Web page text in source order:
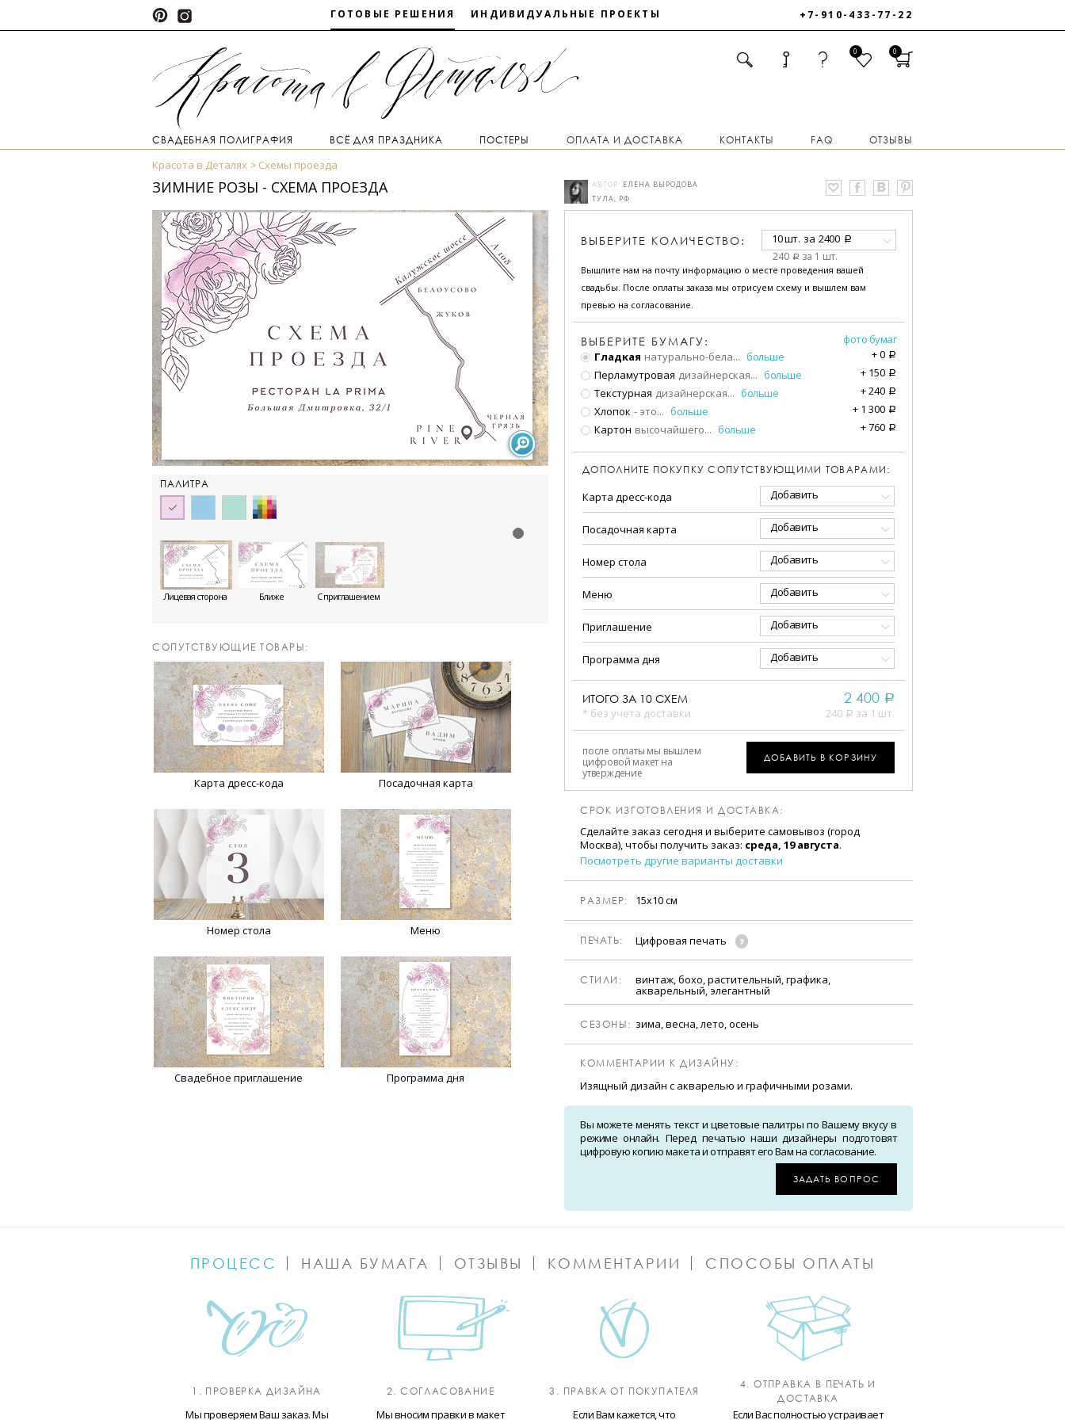
ГОТОВЫЕ РЕШЕНИЯ ИНДИВИДУАЛЬНЫЕ ПРОЕКТЫ +7-910-433-77-22
0 0
СВАДЕБНАЯ ПОЛИГРАФИЯ ВСЁ ДЛЯ ПРАЗДНИКА ПОСТЕРЫ ОПЛАТА И ДОСТАВКА КОНТАКТЫ FAQ ОТЗЫВЫ
Красота в Деталях Схемы проезда
ЗИМНИЕ РОЗЫ - СХЕМА ПРОЕЗДА
ПАЛИТРА
Лицевая сторона Ближе С приглашением
CОПУТСТВУЮЩИЕ ТОВАРЫ:
Карта дресс-кода Посадочная карта
Номер стола Меню
Свадебное приглашение Программа дня
АВТОР: ЕЛЕНА ВЫРОДОВА
ТУЛА, РФ
ВЫБЕРИТЕ КОЛИЧЕСТВО: 10 шт. за 2400 a
240 a за 1 шт.
Вышлите нам на почту информацию о месте проведения вашей
свадьбы. После оплаты заказа мы отрисуем схему и вышлем вам
превью на согласование.
ВЫБЕРИТЕ БУМАГУ:
фото бумаг
Гладкая натурально-бела... больше +0 a
Перламутровая дизайнерская... больше + 150 a
Текстурная дизайнерская... больше +240 a
Хлопок - это... больше + 1 300 a
Картон высочайшего... больше +760 a
ДОПОЛНИТЕ ПОКУПКУ СОПУТСТВУЮЩИМИ ТОВАРАМИ:
Карта дресс-кода Добавить
Посадочная карта Добавить
Номер стола Добавить
Меню Добавить
Приглашение Добавить
Программа дня Добавить
ИТОГО ЗА 10 СХЕМ
* без учета доставки
2 400 a
240 a за 1 шт.
после оплаты мы вышлем
цифровой макет на
утверждение
ДОБАВИТЬ В КОРЗИНУ
СРОК ИЗГОТОВЛЕНИЯ И ДОСТАВКА:
Сделайте заказ сегодня и выберите самовывоз (город
Москва), чтобы получить заказ: среда, 19 августа.
Посмотреть другие варианты доставки
РАЗМЕР: 15х10 см
ПЕЧАТЬ: Цифровая печать
CТИЛИ: винтаж, бохо, растительный, графика,
акварельный, элегантный
CЕЗОНЫ: зима, весна, лето, осень
КОММЕНТАРИИ К ДИЗАЙНУ:
Изящный дизайн с акварелью и графичными розами.
Вы можете менять текст и цветовые палитры по Вашему вкусу в
режиме онлайн. Перед печатью наши дизайнеры подготовят
цифровую копию макета и отправят его Вам на согласование.
ЗАДАТЬ ВОПРОС
ПРОЦЕСС НАША БУМАГА ОТЗЫВЫ КОММЕНТАРИИ СПОСОБЫ ОПЛАТЫ
1. ПРОВЕРКА ДИЗАЙНА
Мы проверяем Ваш заказ. Мы
2. СОГЛАСОВАНИЕ
Мы вносим правки в макет
3. ПРАВКА ОТ ПОКУПАТЕЛЯ
Если Вам кажется, что
4. ОТПРАВКА В ПЕЧАТЬ И
ДОСТАВКА
Если Вас полностью устраивает